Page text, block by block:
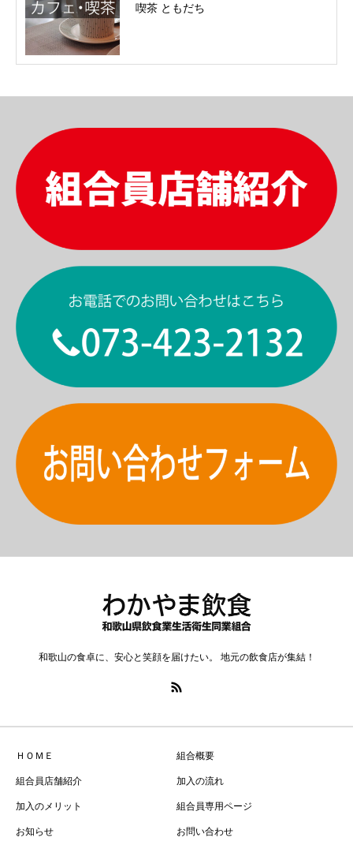
喫茶 ともだち
和歌山の食卓に、安心と笑顔を届けたい。 地元の飲食店が集結！
ＨＯＭＥ 組合概要
組合員店舗紹介 加入の流れ
加入のメリット 組合員専用ページ
お知らせ お問い合わせ